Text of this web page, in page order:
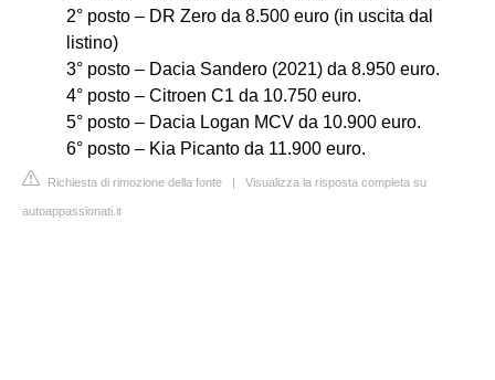
2° posto – DR Zero da 8.500 euro (in uscita dal
listino)
3° posto – Dacia Sandero (2021) da 8.950 euro.
4° posto – Citroen C1 da 10.750 euro.
5° posto – Dacia Logan MCV da 10.900 euro.
6° posto – Kia Picanto da 11.900 euro.
Richiesta di rimozione della fonte | Visualizza la risposta completa su
autoappassionati.it